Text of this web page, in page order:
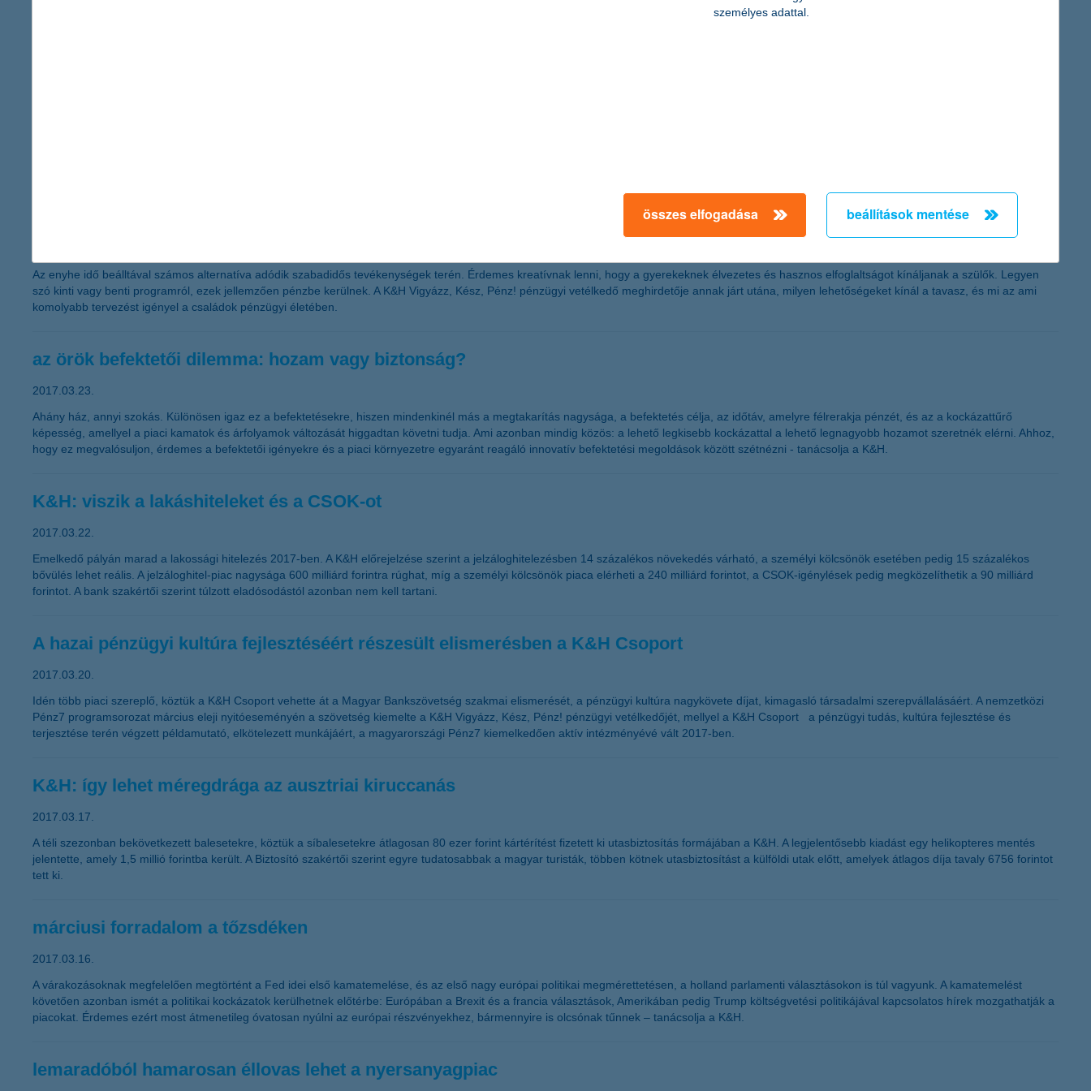
ezek derültek ki a K&H Biztosító tavaly szeptemberben indított telematika projektjének részeredményeiből. Az 1 millió megtett kilométer után megvizsgált adatok alapján a leggyakoribb
vezetéstechnikai hiba a gyorshajtás. A hivatalos statisztikákban is a legnagyobb aránnyal a gyorshajtásra visszavezethető balesetek szerepelnek, így a telematikai megoldások a közlekedésbiztonság
Az enyhe idő beálltával számos alternatíva adódik szabadidős tevékenységek terén. Érdemes kreatívnak lenni, hogy a gyerekeknek élvezetes és hasznos elfoglaltságot kínáljanak a szülők. Legyen
szó kinti vagy benti programról, ezek jellemzően pénzbe kerülnek. A K&H Vigyázz, Kész, Pénz! pénzügyi vetélkedő meghirdetője annak járt utána, milyen lehetőségeket kínál a tavasz, és mi az ami
komolyabb tervezést igényel a családok pénzügyi életében.
az örök befektetői dilemma: hozam vagy biztonság?
2017.03.23.
Ahány ház, annyi szokás. Különösen igaz ez a befektetésekre, hiszen mindenkinél más a megtakarítás nagysága, a befektetés célja, az időtáv, amelyre félrerakja pénzét, és az a kockázattűrő
képesség, amellyel a piaci kamatok és árfolyamok változását higgadtan követni tudja. Ami azonban mindig közös: a lehető legkisebb kockázattal a lehető legnagyobb hozamot szeretnék elérni. Ahhoz,
hogy ez megvalósuljon, érdemes a befektetői igényekre és a piaci környezetre egyaránt reagáló innovatív befektetési megoldások között szétnézni - tanácsolja a K&H.
K&H: viszik a lakáshiteleket és a CSOK-ot
2017.03.22.
Emelkedő pályán marad a lakossági hitelezés 2017-ben. A K&H előrejelzése szerint a jelzáloghitelezésben 14 százalékos növekedés várható, a személyi kölcsönök esetében pedig 15 százalékos
bővülés lehet reális. A jelzáloghitel-piac nagysága 600 milliárd forintra rúghat, míg a személyi kölcsönök piaca elérheti a 240 milliárd forintot, a CSOK-igénylések pedig megközelíthetik a 90 milliárd
forintot. A bank szakértői szerint túlzott eladósodástól azonban nem kell tartani.
A hazai pénzügyi kultúra fejlesztéséért részesült elismerésben a K&H Csoport
2017.03.20.
Idén több piaci szereplő, köztük a K&H Csoport vehette át a Magyar Bankszövetség szakmai elismerését, a pénzügyi kultúra nagykövete díjat, kimagasló társadalmi szerepvállalásáért. A nemzetközi
Pénz7 programsorozat március eleji nyitóeseményén a szövetség kiemelte a K&H Vigyázz, Kész, Pénz! pénzügyi vetélkedőjét, mellyel a K&H Csoport a pénzügyi tudás, kultúra fejlesztése és
terjesztése terén végzett példamutató, elkötelezett munkájáért, a magyarországi Pénz7 kiemelkedően aktív intézményévé vált 2017-ben.
K&H: így lehet méregdrága az ausztriai kiruccanás
2017.03.17.
A téli szezonban bekövetkezett balesetekre, köztük a síbalesetekre átlagosan 80 ezer forint kártérítést fizetett ki utasbiztosítás formájában a K&H. A legjelentősebb kiadást egy helikopteres mentés
jelentette, amely 1,5 millió forintba került. A Biztosító szakértői szerint egyre tudatosabbak a magyar turisták, többen kötnek utasbiztosítást a külföldi utak előtt, amelyek átlagos díja tavaly 6756 forintot
tett ki.
márciusi forradalom a tőzsdéken
2017.03.16.
A várakozásoknak megfelelően megtörtént a Fed idei első kamatemelése, és az első nagy európai politikai megmérettetésen, a holland parlamenti választásokon is túl vagyunk. A kamatemelést
követően azonban ismét a politikai kockázatok kerülhetnek előtérbe: Európában a Brexit és a francia választások, Amerikában pedig Trump költségvetési politikájával kapcsolatos hírek mozgathatják a
piacokat. Érdemes ezért most átmenetileg óvatosan nyúlni az európai részvényekhez, bármennyire is olcsónak tűnnek – tanácsolja a K&H.
lemaradóból hamarosan éllovas lehet a nyersanyagpiac
személyes adattal.
összes elfogadása beállítások mentése